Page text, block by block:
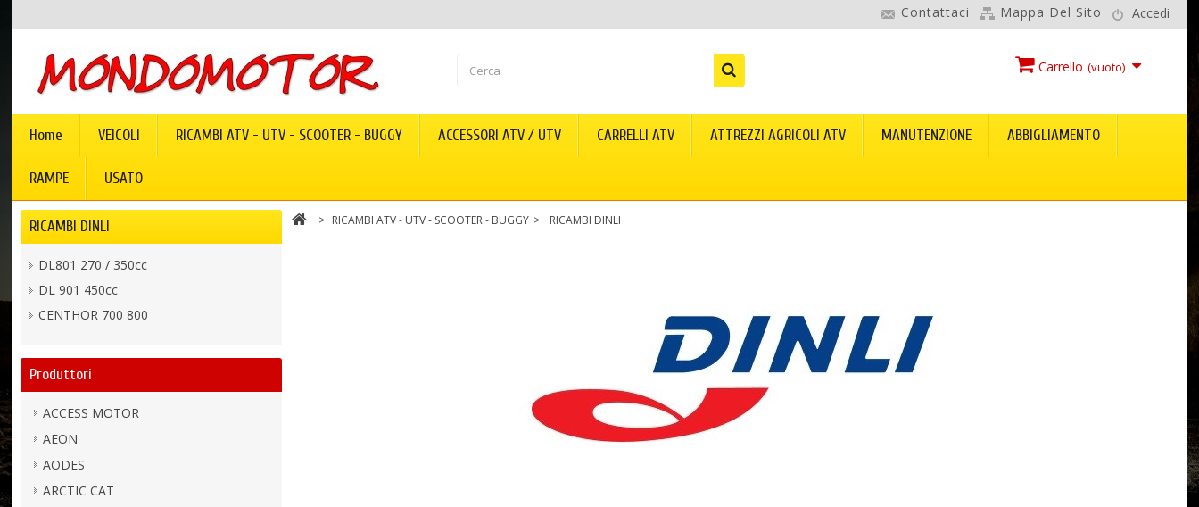
Accedi
Contattaci Mappa Del Sito
Carrello (vuoto)
Home VEICOLI RICAMBI ATV - UTV - SCOOTER - BUGGY ACCESSORI ATV / UTV CARRELLI ATV ATTREZZI AGRICOLI ATV MANUTENZIONE ABBIGLIAMENTO
RAMPE USATO
RICAMBI DINLI
DL801 270 / 350cc
DL 901 450cc
CENTHOR 700 800
Produttori
ACCESS MOTOR
AEON
AODES
ARCTIC CAT
> RICAMBI ATV - UTV - SCOOTER - BUGGY > RICAMBI DINLI